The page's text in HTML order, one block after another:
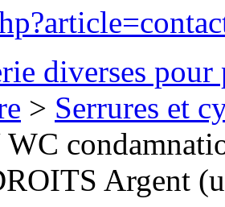
diverses pour
> Serrures et
Argent